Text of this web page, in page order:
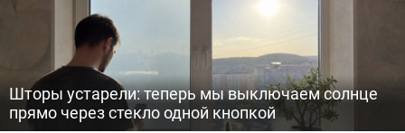
Шторы устарели: теперь мы выключаем солнце
прямо через стекло одной кнопкой